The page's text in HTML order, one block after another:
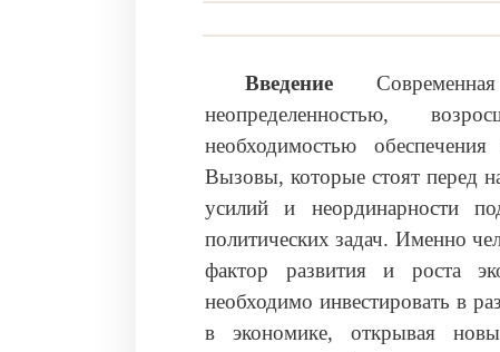
Введение
неопределенностью,
необходимостью
Вызовы, которые стоят перед
усилий и неординарности
политических задач. Именно
фактор развития и роста
необходимо инвестировать в
в экономике, открывая